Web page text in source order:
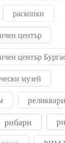
раскопки
център
център
музей
рибари